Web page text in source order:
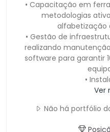
• Capacitação em
metodologias
alfabetização
• Gestão de
realizando
software para garantir
•
Ver
Não há portfólio